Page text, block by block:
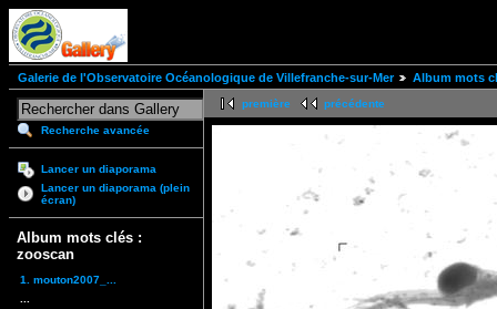
Galerie de l'Observatoire Océanologique de Villefranche-sur-Mer Album mots
Recherche avancée
Lancer un diaporama
Lancer un diaporama (plein
écran)
Album mots clés :
zooscan
1. mouton2007_...
première précédente